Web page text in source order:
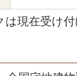
は現在受け